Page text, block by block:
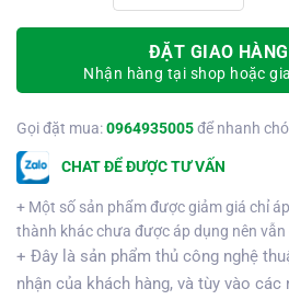
ĐẶT GIAO
Nhận hàng tại shop hoặc
Gọi đặt mua:0964935005để nhanh
CHAT ĐỂ ĐƯỢC TƯ VẤN
+ Một số sản phẩm được giảm giá chỉ
thành khác chưa được áp dụng nên vẫn
+ Đây là sản phẩm thủ công nghệ
nhận của khách hàng, và tùy vào